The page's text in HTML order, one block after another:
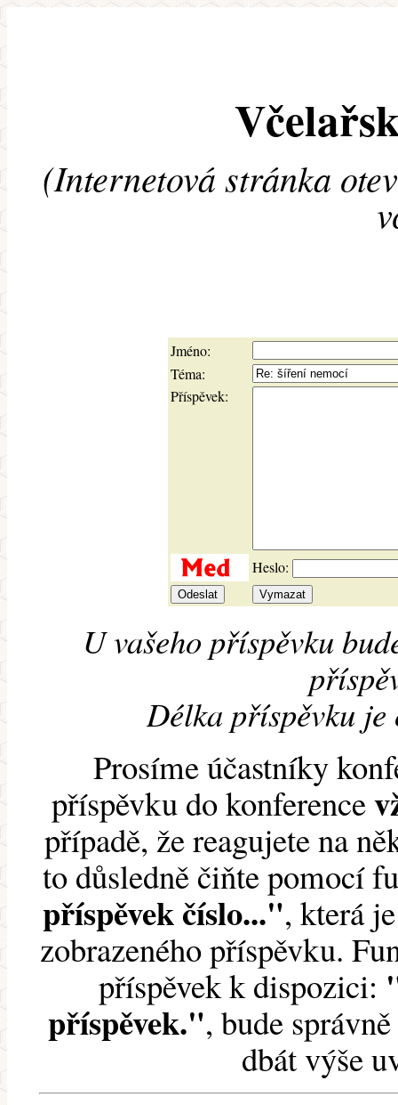
(Internetová stránka
Jméno:
Téma:
Příspěvek:
Heslo:
U vašeho příspěvku
Délka příspěvku je
Prosíme účastníky
příspěvku do konference
případě, že reagujete na
to důsledně čiňte pomocí
příspěvek číslo...", která
zobrazeného příspěvku.
příspěvek k dispozici:
příspěvek.", bude
dbát výše